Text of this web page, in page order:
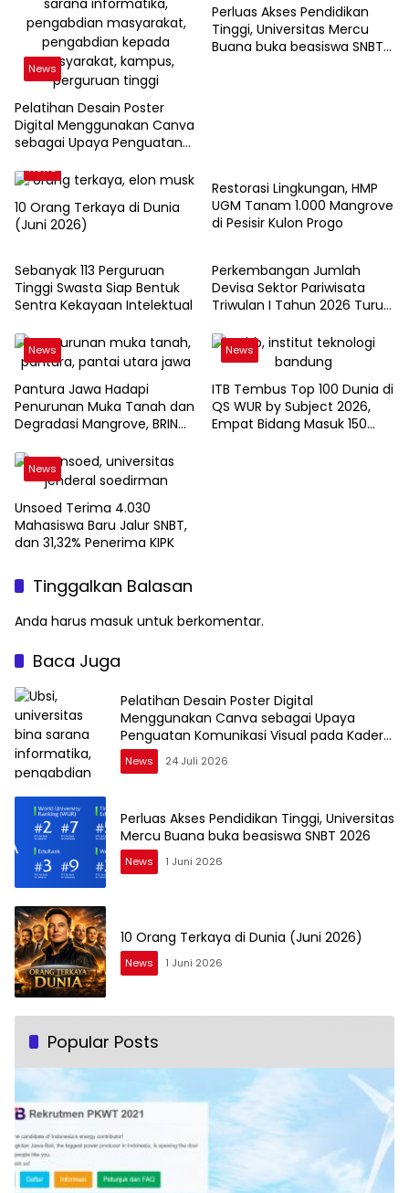
News
Pelatihan Desain Poster
Digital Menggunakan Canva
sebagai Upaya Penguatan
Kader PKK Kelurahan Bambu
Perluas Akses Pendidikan
Tinggi, Universitas Mercu
Buana buka beasiswa SNBT
News
10 Orang Terkaya di Dunia
(Juni 2026)
Restorasi Lingkungan, HMP
UGM Tanam 1.000 Mangrove
di Pesisir Kulon Progo
News
Sebanyak 113 Perguruan
Tinggi Swasta Siap Bentuk
Sentra Kekayaan Intelektual
News
Perkembangan Jumlah
Devisa Sektor Pariwisata
Triwulan I Tahun 2026 Turun
News
Pantura Jawa Hadapi
Penurunan Muka Tanah dan
Degradasi Mangrove, BRIN
Teknologi Geospasial
News
ITB Tembus Top 100 Dunia di
QS WUR by Subject 2026,
Empat Bidang Masuk 150
News
Unsoed Terima 4.030
Mahasiswa Baru Jalur SNBT,
dan 31,32% Penerima KIPK
Tinggalkan Balasan
Anda harus masuk untuk berkomentar.
Baca Juga
Pelatihan Desain Poster Digital
Menggunakan Canva sebagai Upaya
Penguatan Komunikasi Visual pada Kader
PKK Kelurahan Bambu Apus
News 24 Juli 2026
Perluas Akses Pendidikan Tinggi, Universitas
Mercu Buana buka beasiswa SNBT 2026
News 1 Juni 2026
10 Orang Terkaya di Dunia (Juni 2026)
News 1 Juni 2026
Popular Posts